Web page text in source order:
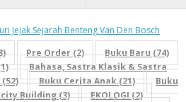
Jejak Sejarah Benteng Van Den Bosch
Pre Order (2)
Buku Baru (74)
Bahasa, Sastra Klasik & Sastra
Buku Cerita Anak (21)
Buku
Building (3)
EKOLOGI (2)